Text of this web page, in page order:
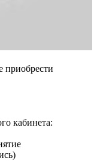
приобрести
кабинета: